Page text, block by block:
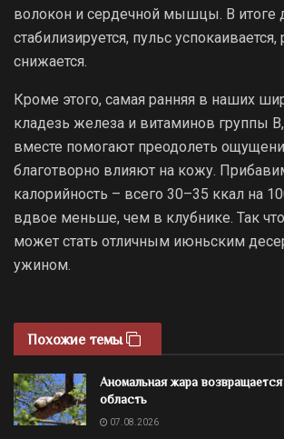
волокон и сердечной мышцы. В итоге
стабилизируется, пульс
снижается.
Кроме этого, самая ранняя в наших
кладезь железа и витаминов группы
вместе помогают преодолеть
благотворно влияют на кожу.
калорийность – всего 30–35 ккал на
вдвое меньше, чем в клубнике. Так
может стать отличным июньским
ужином.
Похожие темы
Аномальная жара
область
07.08.2026